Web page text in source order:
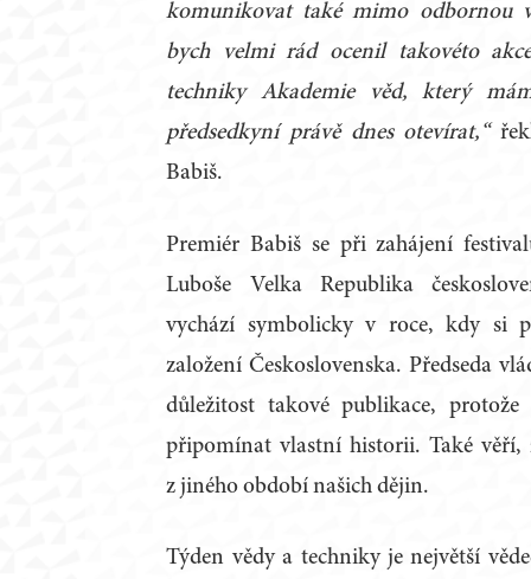
komunikovat také mimo odbornou
bych velmi rád ocenil takovéto
techniky Akademie věd, který
předsedkyní právě dnes otevírat,“řekl
Babiš.
Premiér Babiš se při zahájení
Luboše Velka Republika
vychází symbolicky v roce, kdy si
založení Československa. Předseda
důležitost takové publikace,
připomínat vlastní historii. Také věří,
z jiného období našich dějin.
Týden vědy a techniky je největší